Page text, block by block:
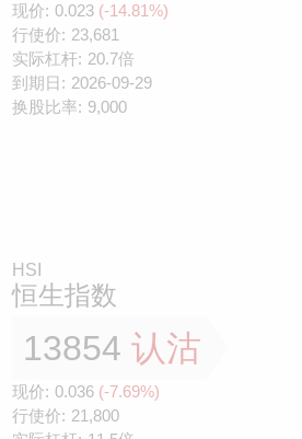
现价: 0.023 (-14.81%)
行使价: 23,681
实际杠杆: 20.7倍
到期日: 2026-09-29
换股比率: 9,000
HSI
恒生指数
13854 认沽
现价: 0.036 (-7.69%)
行使价: 21,800